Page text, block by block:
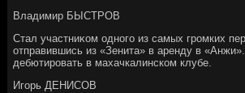
Владимир БЫСТРОВ
Стал участниκом одного из самых громких
отправившись из «Зенита» в аренду в
дебютировать в махачкалинском клубе.
Игорь ДЕНИСОВ